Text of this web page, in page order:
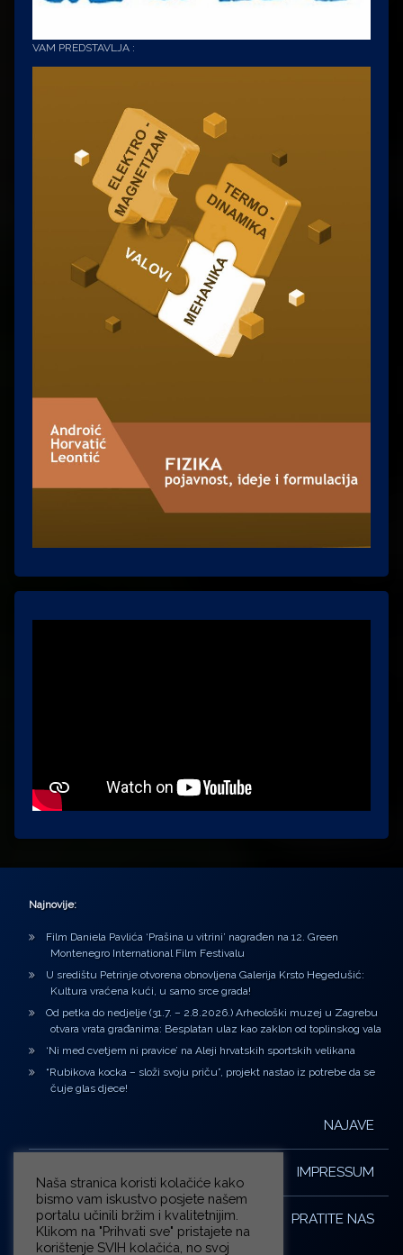
VAM PREDSTAVLJA :
Najnovije:
Film Daniela Pavlića ‘Prašina u vitrini’ nagrađen na 12. Green
Montenegro International Film Festivalu
U središtu Petrinje otvorena obnovljena Galerija Krsto Hegedušić:
Kultura vraćena kući, u samo srce grada!
Od petka do nedjelje (31.7. – 2.8.2026.) Arheološki muzej u Zagrebu
otvara vrata građanima: Besplatan ulaz kao zaklon od toplinskog vala
‘Ni med cvetjem ni pravice’ na Aleji hrvatskih sportskih velikana
“Rubikova kocka – složi svoju priču”, projekt nastao iz potrebe da se
čuje glas djece!
NAJAVE
IMPRESSUM
PRATITE NAS
Naša stranica koristi kolačiće kako
bismo vam iskustvo posjete našem
portalu učinili bržim i kvalitetnijim.
Klikom na "Prihvati sve" pristajete na
korištenje SVIH kolačića, no svoj